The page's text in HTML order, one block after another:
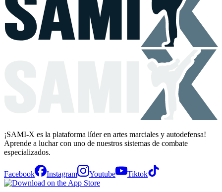
¡SAMI-X es la plataforma líder en artes marciales y autodefensa!
Aprende a luchar con uno de nuestros sistemas de combate
especializados.
Facebook Instagram Youtube Tiktok